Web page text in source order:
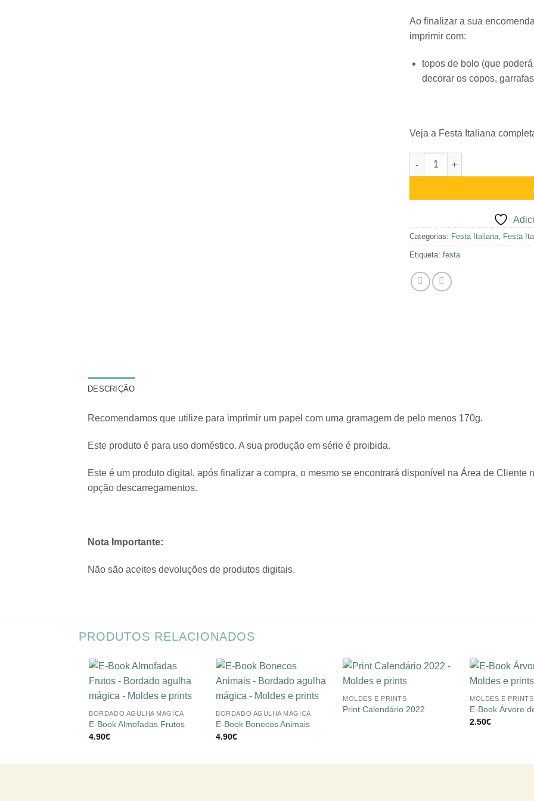
Ao finalizar a sua
imprimir com:
topos de bolo (que
decorar os copos,
Veja a Festa Italiana
Quantidade de Festa Italiana
Categorias: Festa Italiana, Festa
Etiqueta: festa
DESCRIÇÃO
Recomendamos que utilize para imprimir um papel com uma gramagem de pelo menos 170g.
Este produto é para uso doméstico. A sua produção em série é proibida.
Este é um produto digital, após finalizar a compra, o mesmo se encontrará disponível na Área de Cliente
opção descarregamentos.
Nota Importante:
Não são aceites devoluções de produtos digitais.
PRODUTOS RELACIONADOS
Adicionar
à lista de
BORDADO AGULHA MÁGICA
E-Book Almofadas Frutos
4.90€
Adicionar
à lista de
BORDADO AGULHA MÁGICA
E-Book Bonecos Animais
4.90€
desejos
+
MOLDES E PRINTS
Print Calendário 2022
+
MOLDES E PRINTS
E-Book Árvore
2.50€